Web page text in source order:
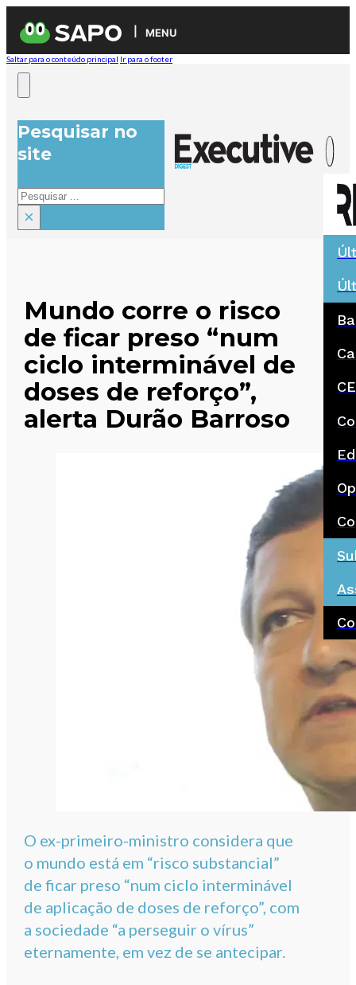
MENU
Saltar para o conteúdo principal Ir para o footer
Pesquisar no
site
Pesquisar
×
Mundo corre o risco
de ficar preso “num
ciclo interminável de
doses de reforço”,
alerta Durão Barroso
O ex-primeiro-ministro considera que
o mundo está em “risco substancial”
de ficar preso “num ciclo interminável
de aplicação de doses de reforço”, com
a sociedade “a perseguir o vírus”
eternamente, em vez de se antecipar.